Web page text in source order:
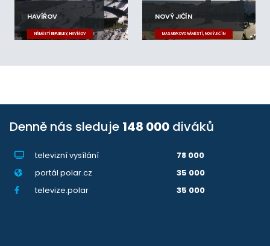
HAVÍŘOV
NÁMĚSTÍ REPUBLIKY, HAVÍŘOV
NOVÝ JIČÍN
MASARYKOVO NÁMĚSTÍ, NOVÝ JIČÍN
Denně nás sleduje 148 000 diváků
televizní vysílání
78 000
portál polar.cz
35 000
televize.polar
35 000